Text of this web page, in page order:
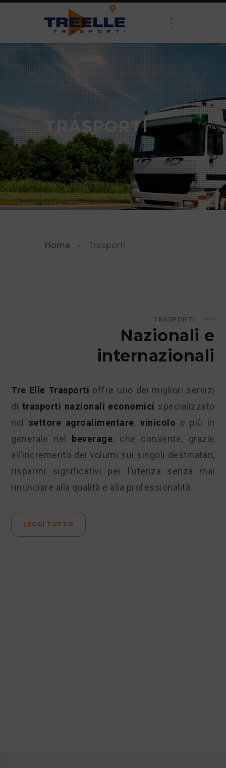
TRASPORTI
Home Trasporti
TRASPORTI
Nazionali e
internazionali
Tre Elle Trasporti offre uno dei migliori servizi
di trasporti nazionali economici specializzato
nel settore agroalimentare,vinicolo e più in
generale nel
beverage, che consente, grazie
all’incremento dei volumi sui singoli destinatari,
risparmi significativi per l’utenza senza mai
rinunciare alla qualità e alla professionalità.
LEGGI TUTTO